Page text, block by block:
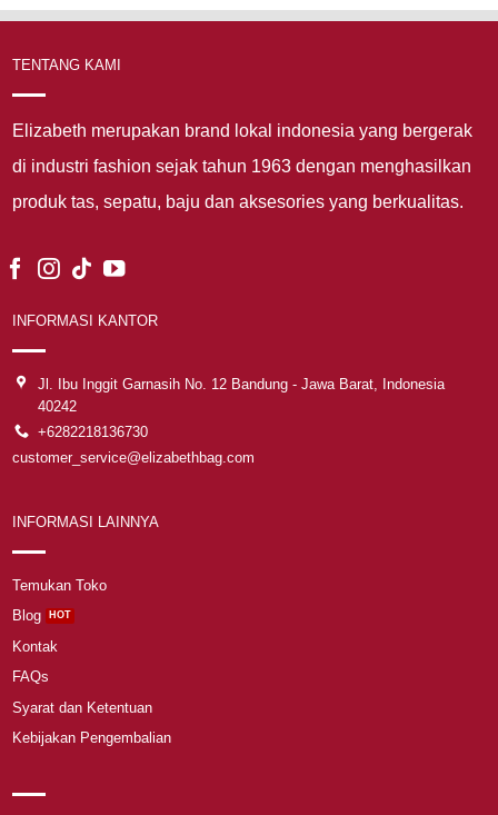
TENTANG KAMI
Elizabeth merupakan brand lokal indonesia yang bergerak
di industri fashion sejak tahun 1963 dengan menghasilkan
produk tas, sepatu, baju dan aksesories yang berkualitas.
INFORMASI KANTOR
Jl. Ibu Inggit Garnasih No. 12 Bandung - Jawa Barat, Indonesia
40242
+6282218136730
customer_service@elizabethbag.com
INFORMASI LAINNYA
Temukan Toko
Blog
Kontak
FAQs
Syarat dan Ketentuan
Kebijakan Pengembalian